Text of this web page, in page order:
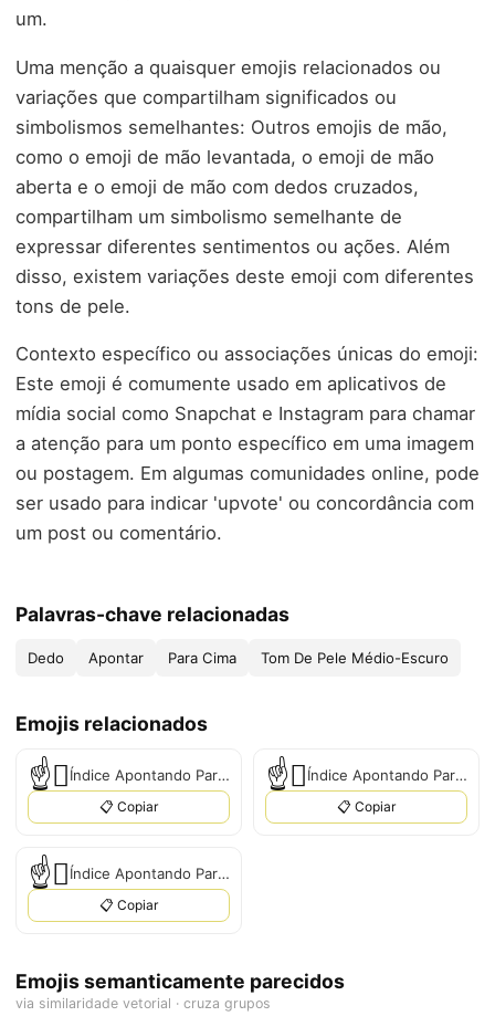
um.
Uma menção a quaisquer emojis relacionados ou
variações que compartilham significados ou
simbolismos semelhantes: Outros emojis de mão,
como o emoji de mão levantada, o emoji de mão
aberta e o emoji de mão com dedos cruzados,
compartilham um simbolismo semelhante de
expressar diferentes sentimentos ou ações. Além
disso, existem variações deste emoji com diferentes
tons de pele.
Contexto específico ou associações únicas do emoji:
Este emoji é comumente usado em aplicativos de
mídia social como Snapchat e Instagram para chamar
a atenção para um ponto específico em uma imagem
ou postagem. Em algumas comunidades online, pode
ser usado para indicar 'upvote' ou concordância com
um post ou comentário.
Palavras-chave relacionadas
Dedo Apontar Para Cima Tom De Pele Médio-Escuro
Emojis relacionados
☝‍🏼 Índice Apontando Para Cima: Tom de Pele Médio
📋 Copiar
☝‍🏻 Índice Apontando Para Cima: Tom de Pele Médio-Claro
📋 Copiar
☝‍🏾 Índice Apontando Para Cima: Tom de Pele Escuro
📋 Copiar
Emojis semanticamente parecidos
via similaridade vetorial · cruza grupos